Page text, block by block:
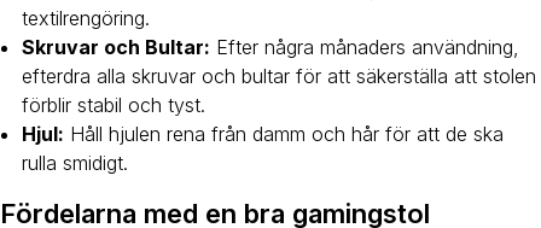
textilrengöring.
Skruvar och Bultar: Efter några månaders användning,
efterdra alla skruvar och bultar för att säkerställa att stolen
förblir stabil och tyst.
Hjul: Håll hjulen rena från damm och hår för att de ska
rulla smidigt.
Fördelarna med en bra gamingstol